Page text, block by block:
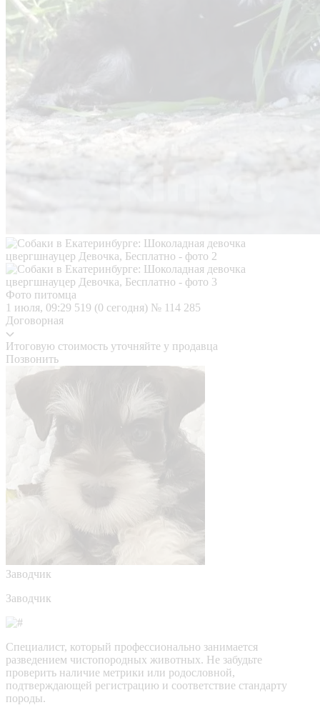
Фото питомца
1 июля, 09:29 519 (0 сегодня) № 114 285
Договорная
Итоговую стоимость уточняйте у продавца
Позвонить
Заводчик
Заводчик
Специалист, который профессионально занимается
разведением чистопородных животных. Не забудьте
проверить наличие метрики или родословной,
подтверждающей регистрацию и соответствие стандарту
породы.